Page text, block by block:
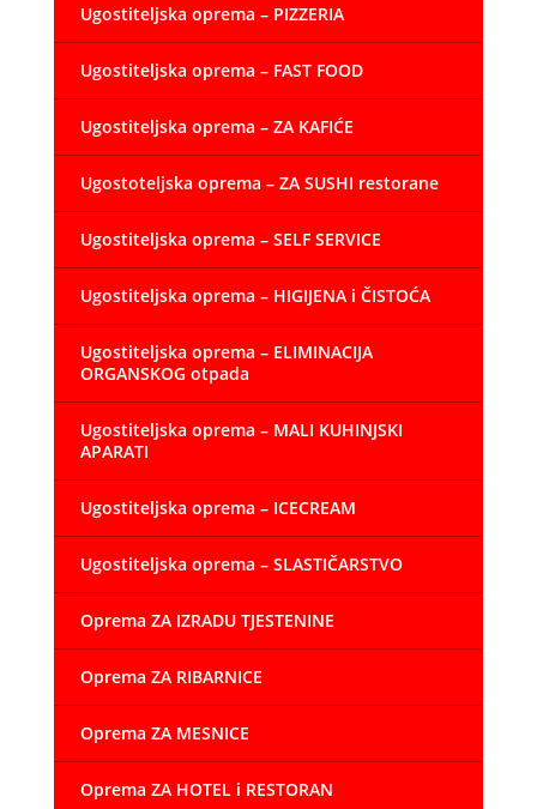
Ugostiteljska oprema – PIZZERIA
Ugostiteljska oprema – FAST FOOD
Ugostiteljska oprema – ZA KAFIĆE
Ugostoteljska oprema – ZA SUSHI restorane
Ugostiteljska oprema – SELF SERVICE
Ugostiteljska oprema – HIGIJENA i ČISTOĆA
Ugostiteljska oprema – ELIMINACIJA
ORGANSKOG otpada
Ugostiteljska oprema – MALI KUHINJSKI
APARATI
Ugostiteljska oprema – ICECREAM
Ugostiteljska oprema – SLASTIČARSTVO
Oprema ZA IZRADU TJESTENINE
Oprema ZA RIBARNICE
Oprema ZA MESNICE
Oprema ZA HOTEL i RESTORAN